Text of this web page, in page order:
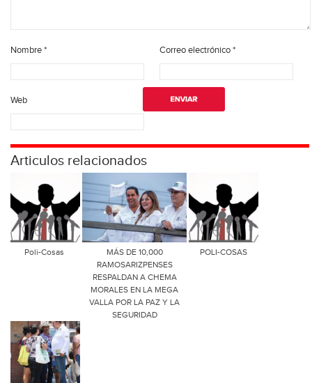
Nombre* Correo electrónico*
Web
Articulos relacionados
Poli-Cosas
MÁS DE 10,000
RAMOSARIZPENSES
RESPALDAN A CHEMA
MORALES EN LA MEGA
VALLA POR LA PAZ Y LA
SEGURIDAD
POLI-COSAS